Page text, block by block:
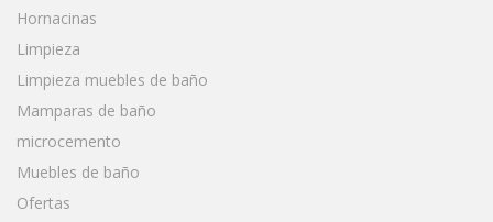
Hornacinas
Limpieza
Limpieza muebles de baño
Mamparas de baño
microcemento
Muebles de baño
Ofertas